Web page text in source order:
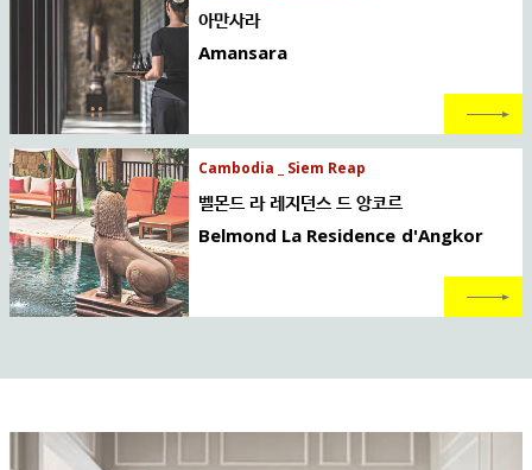
아만사라
Amansara
Cambodia _ Siem Reap
벨몬드 라 레지던스 드 앙코르
Belmond La Residence d'Angkor